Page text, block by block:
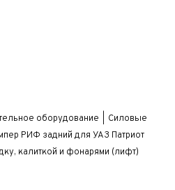
оборудование
Силовые
РИФ задний для УАЗ Патриот
калиткой и фонарями (лифт)